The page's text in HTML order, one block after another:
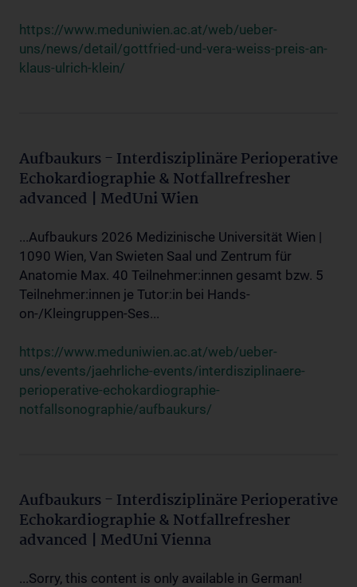
https://www.meduniwien.ac.at/web/ueber-
uns/news/detail/gottfried-und-vera-weiss-preis-an-
klaus-ulrich-klein/
Aufbaukurs - Interdisziplinäre Perioperative
Echokardiographie & Notfallrefresher
advanced | MedUni Wien
...Aufbaukurs 2026 Medizinische Universität Wien |
1090 Wien, Van Swieten Saal und Zentrum für
Anatomie Max. 40 Teilnehmer:innen gesamt bzw. 5
Teilnehmer:innen je Tutor:in bei Hands-
on-/Kleingruppen-Ses...
https://www.meduniwien.ac.at/web/ueber-
uns/events/jaehrliche-events/interdisziplinaere-
perioperative-echokardiographie-
notfallsonographie/aufbaukurs/
Aufbaukurs - Interdisziplinäre Perioperative
Echokardiographie & Notfallrefresher
advanced | MedUni Vienna
...Sorry, this content is only available in German!